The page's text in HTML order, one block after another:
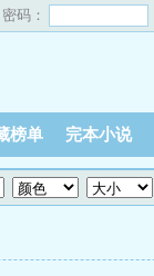
密码：
榜单 完本小说